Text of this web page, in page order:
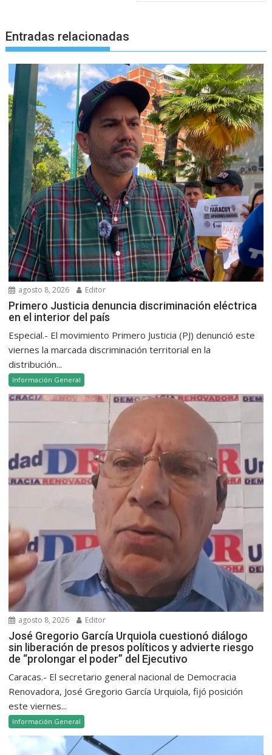
Entradas relacionadas
agosto 8, 2026 Editor
Primero Justicia denuncia discriminación eléctrica
en el interior del país
Especial.- El movimiento Primero Justicia (PJ) denunció este
viernes la marcada discriminación territorial en la
distribución...
Información General
agosto 8, 2026 Editor
José Gregorio García Urquiola cuestionó diálogo
sin liberación de presos políticos y advierte riesgo
de “prolongar el poder” del Ejecutivo
Caracas.- El secretario general nacional de Democracia
Renovadora, José Gregorio García Urquiola, fijó posición
este viernes...
Información General